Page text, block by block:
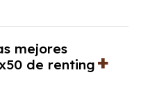
ingresos y, en
fiscal y un pago
mejores
de renting